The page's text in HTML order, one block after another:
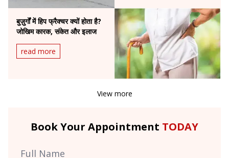
बुज़ुर्गों में हिप फ्रैक्चर क्यों होता है?
जोखिम कारक, संकेत और इलाज
read more
View more
Book Your Appointment TODAY